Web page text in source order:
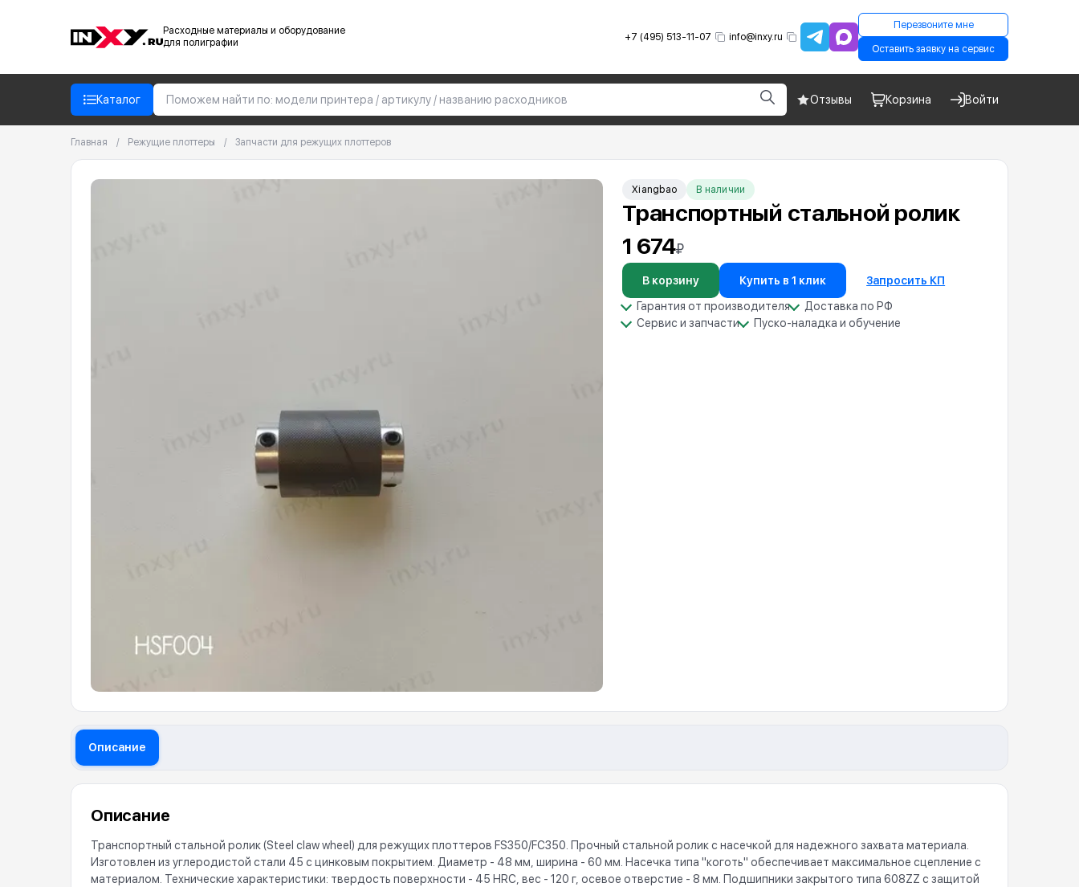
Расходные материалы и оборудование
для полиграфии
+7 (495) 513-11-07 info@inxy.ru
Перезвоните мне
Оставить заявку на сервис
Каталог Отзывы Корзина Войти
Главная / Режущие плоттеры / Запчасти для режущих плоттеров
Xiangbao В наличии
Транспортный стальной ролик
1 674₽
В корзину Купить в 1 клик Запросить КП
Гарантия от производителя
Доставка по РФ
Сервис и запчасти
Пуско-наладка и обучение
Описание
Описание
Транспортный стальной ролик (Steel claw wheel) для режущих плоттеров FS350/FC350. Прочный стальной ролик с насечкой для надежного захвата материала.
Изготовлен из углеродистой стали 45 с цинковым покрытием. Диаметр - 48 мм, ширина - 60 мм. Насечка типа "коготь" обеспечивает максимальное сцепление с
материалом. Технические характеристики: твердость поверхности - 45 HRC, вес - 120 г, осевое отверстие - 8 мм. Подшипники закрытого типа 608ZZ с защитой